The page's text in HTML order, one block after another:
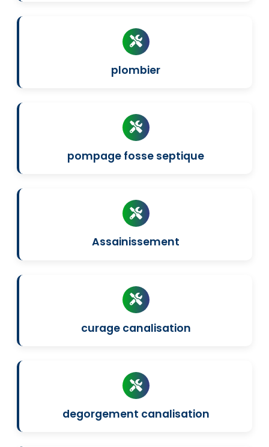
plombier
pompage fosse septique
Assainissement
curage canalisation
degorgement canalisation